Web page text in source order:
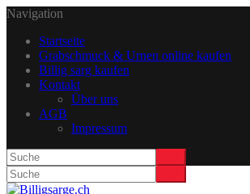
Navigation
Startseite
Grabschmuck & Urnen online kaufen
Billig sarg kaufen
Kontakt
Über uns
AGB
Impressum